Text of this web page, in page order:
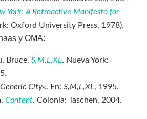
York: A Retroactive Manifesto for
Oxford University Press, 1978).
y OMA:
Bruce. S,M,L,XL. Nueva York:
City«. En: S,M,L,XL, 1995.
Content. Colonia: Taschen, 2004.